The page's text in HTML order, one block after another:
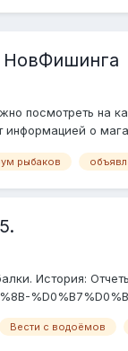
НовФишинга
посмотреть на
о
рыбаков
История:
Вести с водоёмов